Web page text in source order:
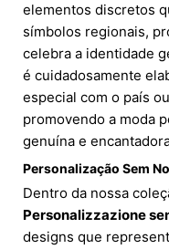
elementos discretos
símbolos regionais,
celebra a identidade
é cuidadosamente
especial com o país
promovendo a moda
genuína e
Personalização Sem
Dentro da nossa
Personalizzazione
designs que